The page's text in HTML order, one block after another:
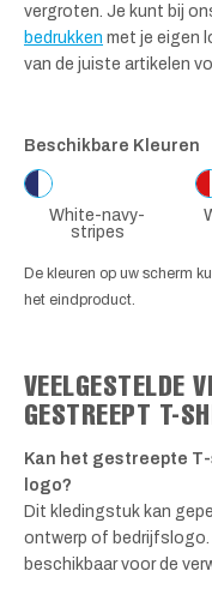
vergroten. Je kunt bij
bedrukken met je eigen
van de juiste artikelen
Beschikbare Kleuren
White-navy-
stripes
De kleuren op uw scherm
het eindproduct.
VEELGESTELDE
GESTREEPT T-
Kan het gestreepte
logo?
Dit kledingstuk kan
ontwerp of bedrijfslogo.
beschikbaar voor de